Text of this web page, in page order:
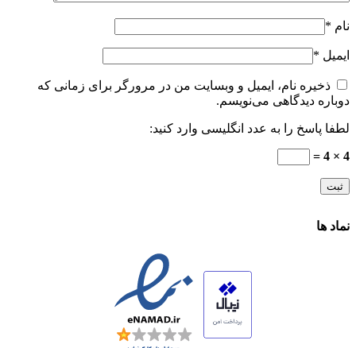
نام *
ایمیل *
ذخیره نام، ایمیل و وبسایت من در مرورگر برای زمانی که
دوباره دیدگاهی می‌نویسم.
لطفا پاسخ را به عدد انگلیسی وارد کنید:
4 × 4 =
نماد ها